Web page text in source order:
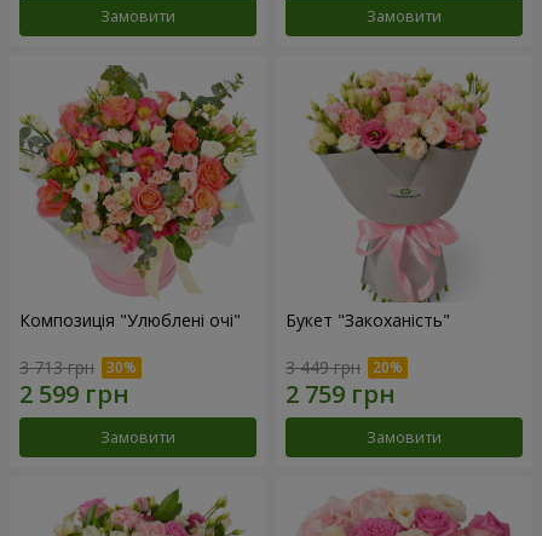
Замовити Замовити
Композиція "Улюблені очі"
3 713 грн
Замовити
Букет "Закоханість"
3 449 грн
Замовити